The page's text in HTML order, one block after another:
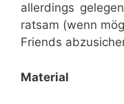
allerdings
ratsam (wenn
Friends
Material